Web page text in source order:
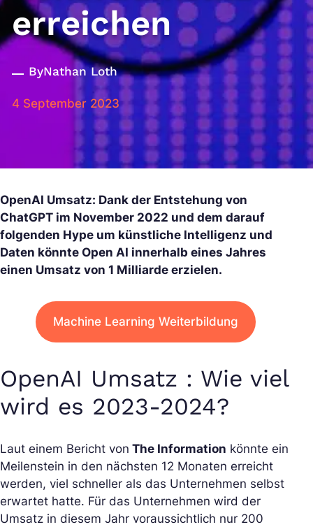
erreichen
ByNathan Loth
4 September 2023
OpenAI Umsatz: Dank der Entstehung von
ChatGPT im November 2022 und dem darauf
folgenden Hype um künstliche Intelligenz und
Daten könnte Open AI innerhalb eines Jahres
einen Umsatz von 1 Milliarde erzielen.
Machine Learning Weiterbildung
OpenAI Umsatz : Wie viel
wird es 2023-2024?
Laut einem Bericht von The Information könnte ein
Meilenstein in den nächsten 12 Monaten erreicht
werden, viel schneller als das Unternehmen selbst
erwartet hatte. Für das Unternehmen wird der
Umsatz in diesem Jahr voraussichtlich nur 200